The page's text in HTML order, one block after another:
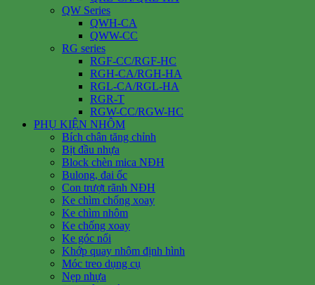
QW Series
QWH-CA
QWW-CC
RG series
RGF-CC/RGF-HC
RGH-CA/RGH-HA
RGL-CA/RGL-HA
RGR-T
RGW-CC/RGW-HC
PHỤ KIỆN NHÔM
Bích chân tăng chỉnh
Bịt đầu nhựa
Block chèn mica NĐH
Bulong, đai ốc
Con trượt rãnh NĐH
Ke chìm chống xoay
Ke chìm nhôm
Ke chống xoay
Ke góc nổi
Khớp quay nhôm định hình
Móc treo dụng cụ
Nẹp nhựa